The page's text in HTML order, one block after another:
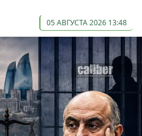
05 АВГУСТА 2026 13:48